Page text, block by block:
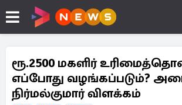
ரூ.2500 மகளிர்
எப்போது வழங்கப்படும்?
நிர்மல்குமார் விளக்கம்